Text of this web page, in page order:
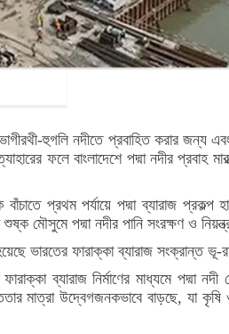
হুগলি নদীতে প্রবাহিত করার জন্য
ফলে বাংলাদেশে পদ্মা নদীর প্রবাহ
বাঁচাতে প্রথম পর্যায়ে পদ্মা ব্যারাজ
মৌসুমে পদ্মা নদীর পানি সংরক্ষণ ও
ভারতের ফারাক্কা ব্যারাজ সংক্রান্ত
ব্যারাজ নির্মাণের মাধ্যমে পদ্মা
মাত্রা উদ্বেগজনকভাবে বাড়ছে, যা